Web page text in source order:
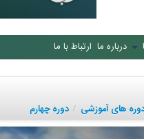
درباره ما ارتباط با ما
های آموزشی / دوره چهارم